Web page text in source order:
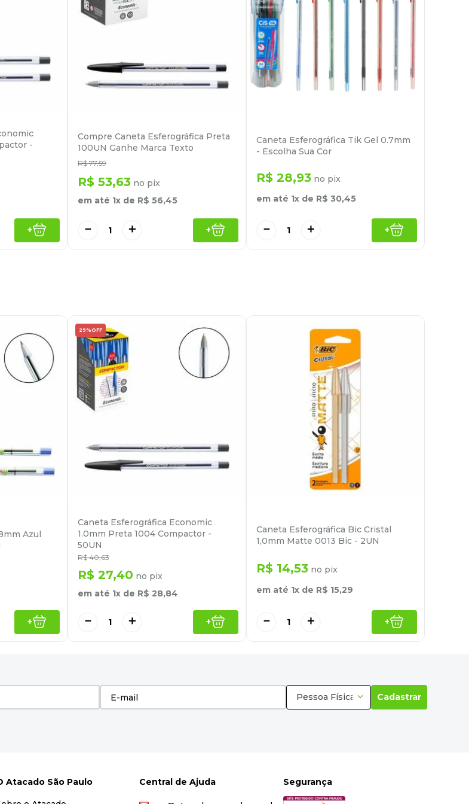
-
+
Compre Caneta Esferográfica Preta
100UN Ganhe Marca Texto
R$ 77,59
R$ 53,63 no pix
em até 1x de R$ 56,45
＋
－ +
Caneta Esferográfica Tik Gel 0.7mm
- Escolha Sua Cor
R$ 28,93 no pix
em até 1x de R$ 30,45
＋
－ +
Azul
+
29% OFF
Caneta Esferográfica Economic
1.0mm Preta 1004 Compactor -
50UN
R$ 40,63
R$ 27,40 no pix
em até 1x de R$ 28,84
＋
－ +
Caneta Esferográfica Bic Cristal
1,0mm Matte 0013 Bic - 2UN
R$ 14,53 no pix
em até 1x de R$ 15,29
＋
－ +
Pessoa Física Cadastrar
Atacado São Paulo Central de Ajuda Segurança